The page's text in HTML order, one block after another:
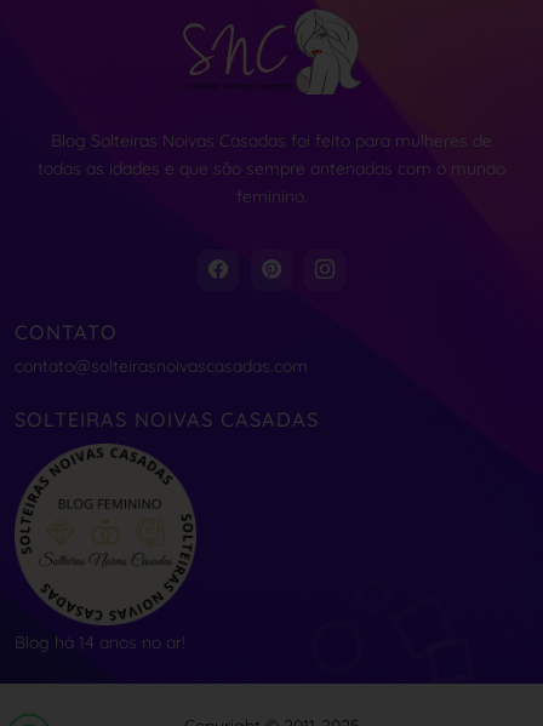
Blog Solteiras Noivas Casadas foi feito para mulheres de
todas as idades e que são sempre antenadas com o mundo
feminino.
CONTATO
contato@solteirasnoivascasadas.com
SOLTEIRAS NOIVAS CASADAS
Blog há 14 anos no ar!